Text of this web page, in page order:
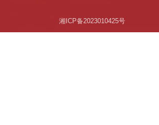
湘ICP备2023010425号